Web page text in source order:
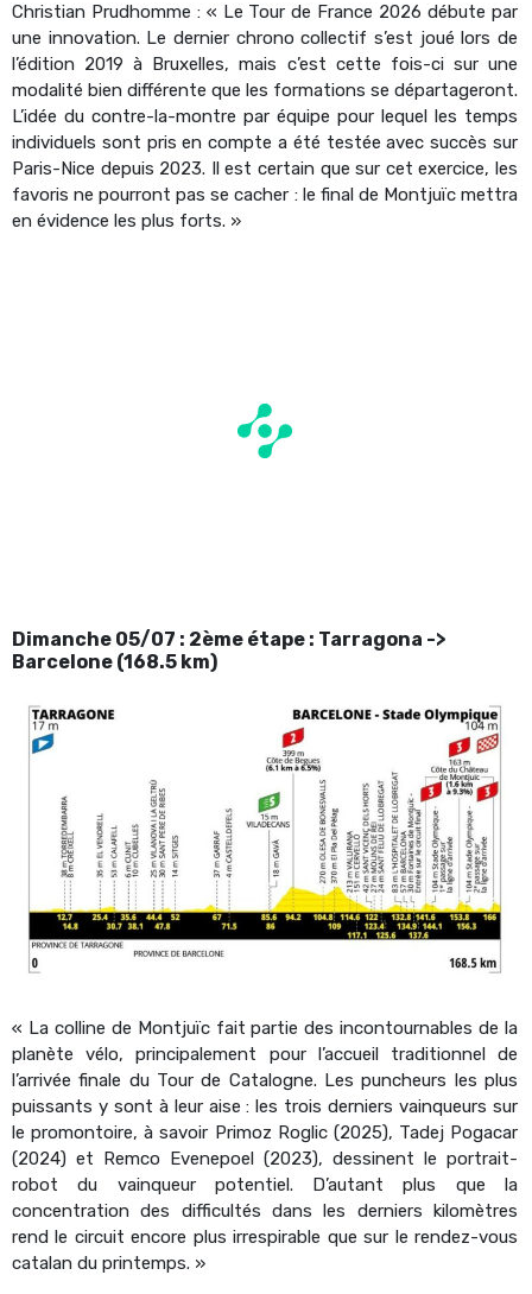
Christian Prudhomme : « Le Tour de France 2026 débute par
une innovation. Le dernier chrono collectif s’est joué lors de
l’édition 2019 à Bruxelles, mais c’est cette fois-ci sur une
modalité bien différente que les formations se départageront.
L’idée du contre-la-montre par équipe pour lequel les temps
individuels sont pris en compte a été testée avec succès sur
Paris-Nice depuis 2023. Il est certain que sur cet exercice, les
favoris ne pourront pas se cacher : le final de Montjuïc mettra
en évidence les plus forts. »
Dimanche 05/07 : 2ème étape : Tarragona ->
Barcelone (168.5 km)
« La colline de Montjuïc fait partie des incontournables de la
planète vélo, principalement pour l’accueil traditionnel de
l’arrivée finale du Tour de Catalogne. Les puncheurs les plus
puissants y sont à leur aise : les trois derniers vainqueurs sur
le promontoire, à savoir Primoz Roglic (2025), Tadej Pogacar
(2024) et Remco Evenepoel (2023), dessinent le portrait-
robot du vainqueur potentiel. D’autant plus que la
concentration des difficultés dans les derniers kilomètres
rend le circuit encore plus irrespirable que sur le rendez-vous
catalan du printemps. »